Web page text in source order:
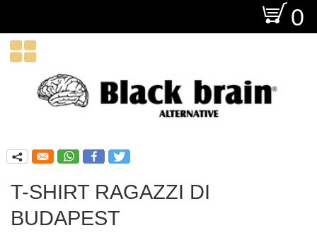
O 0

q
T-SHIRT RAGAZZI DI
BUDAPEST